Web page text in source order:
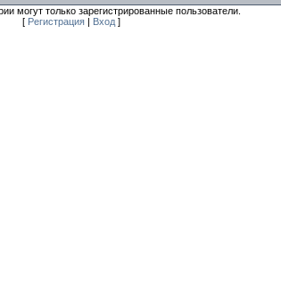
могут только зарегистрированные пользователи.
[ Регистрация | Вход ]